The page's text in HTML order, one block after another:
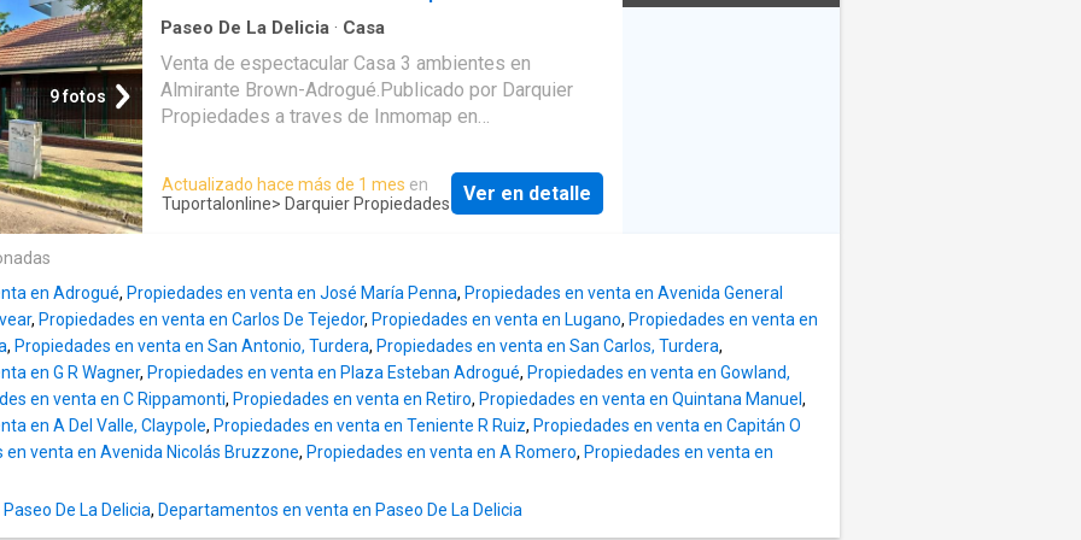
superficies son aproximadas y no pueden ser
contractual entre las partes, las mismas surgen del
Estado Parcelario y la documentación
correspondientes. Esta información (imágenes,
efecto orientativo.
BALANCEADO, DOS AIRES DE PARED, CALEFON,
TEJAS FRANCESAS, REJAS, PLACARD EN
DORMITORIOS, PARQUET EN DORMITORIOS,
CERAMICOS EN EL RESTO DE LOS AMBIENTES
ESTADO GENERAL MUY BUENO. COMPARTIDO CON
9 fotos
Paseo De La Delicia · Casa
Venta de espectacular Casa 3 ambientes en
Almirante Brown-Adrogué.Publicado por Darquier
Propiedades a traves de Inmomap en
Actualizado hace más de 1 mes en
Tuportalonline> Darquier Propiedades Ver en detalle
en Adrogué, Propiedades en venta en José María Penna, Propiedades en venta en Avenida General
, Propiedades en venta en Carlos De Tejedor, Propiedades en venta en Lugano, Propiedades en venta en
, Propiedades en venta en San Antonio, Turdera, Propiedades en venta en San Carlos, Turdera,
en G R Wagner, Propiedades en venta en Plaza Esteban Adrogué, Propiedades en venta en Gowland,
en venta en C Rippamonti, Propiedades en venta en Retiro, Propiedades en venta en Quintana Manuel ,
en A Del Valle, Claypole, Propiedades en venta en Teniente R Ruiz, Propiedades en venta en Capitán O
en venta en Avenida Nicolás Bruzzone, Propiedades en venta en A Romero, Propiedades en venta en
De La Delicia, Departamentos en venta en Paseo De La Delicia